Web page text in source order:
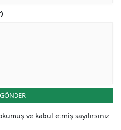
GÖNDER
ve kabul etmiş sayılırsınız